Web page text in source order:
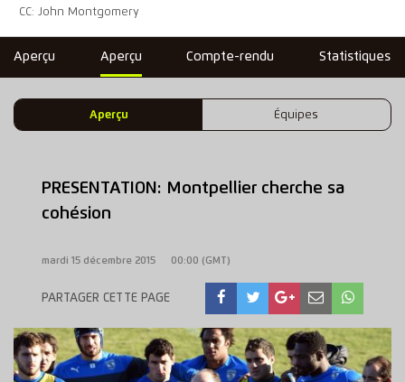
CC: John Montgomery
Aperçu Aperçu Compte-rendu Statistiques
Aperçu Équipes
PRESENTATION: Montpellier cherche sa
cohésion
mardi 15 décembre 2015 00:00 (GMT)
PARTAGER CETTE PAGE